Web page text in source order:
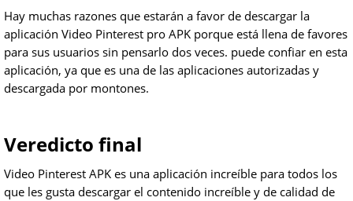
Hay muchas razones que estarán a favor de descargar la
aplicación Video Pinterest pro APK porque está llena de favores
para sus usuarios sin pensarlo dos veces. puede confiar en esta
aplicación, ya que es una de las aplicaciones autorizadas y
descargada por montones.
Veredicto final
Video Pinterest APK es una aplicación increíble para todos los
que les gusta descargar el contenido increíble y de calidad de